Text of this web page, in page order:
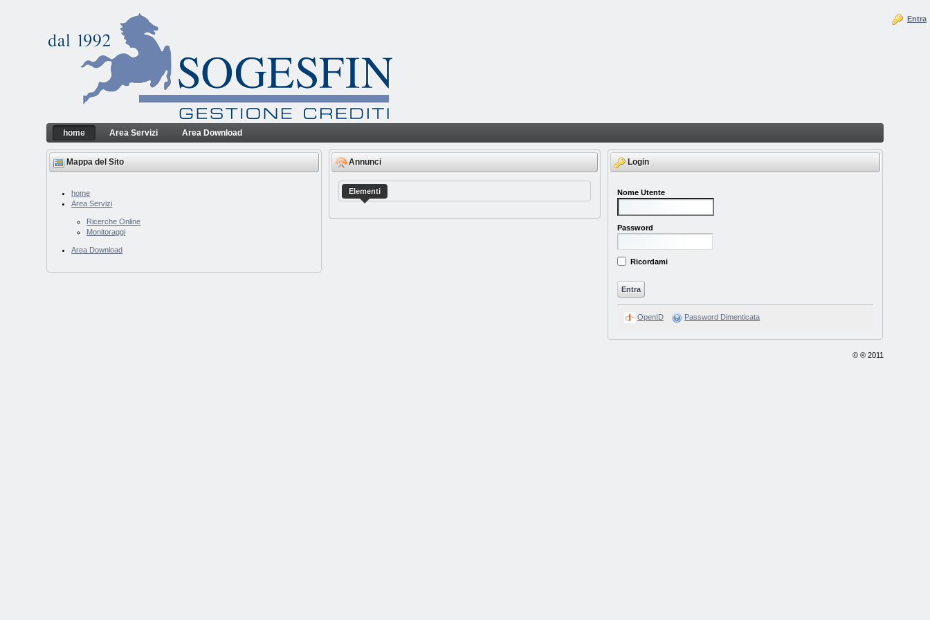
Sogesfin Srl
home
Entra
Navigazione
home Area Servizi Area Download
Mappa del Sito
home
Area Servizi
Ricerche Online
Monitoraggi
Area Download
Annunci
Elementi
Login
Nome Utente
Password
Ricordami
OpenID Password Dimenticata
© ® 2011